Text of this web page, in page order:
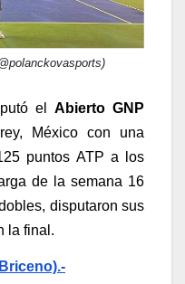
el Abierto GNP
México con una
puntos ATP a los
de la semana 16
disputaron sus
la final.